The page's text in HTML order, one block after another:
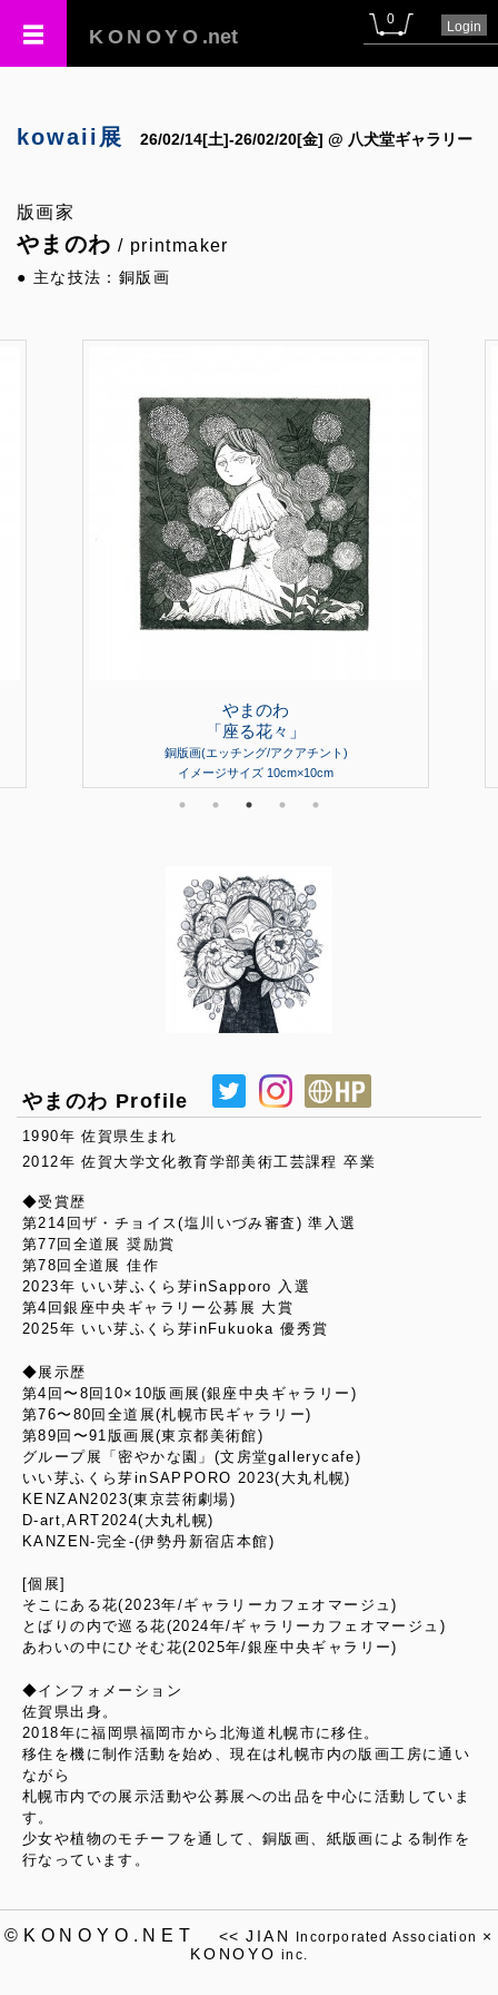
KONOYO .net
0 Login
kowaii展 26/02/14[土]-26/02/20[金] @ 八犬堂ギャラリー
版画家
やまのわ / printmaker
● 主な技法：銅版画
やまのわ
「座る花々」
銅版画(エッチング/アクアチント)
イメージサイズ 10cm×10cm
やまのわ Profile
1990年 佐賀県生まれ
2012年 佐賀大学文化教育学部美術工芸課程 卒業
◆受賞歴
第214回ザ・チョイス(塩川いづみ審査) 準入選
第77回全道展 奨励賞
第78回全道展 佳作
2023年 いい芽ふくら芽inSapporo 入選
第4回銀座中央ギャラリー公募展 大賞
2025年 いい芽ふくら芽inFukuoka 優秀賞
◆展示歴
第4回〜8回10×10版画展(銀座中央ギャラリー)
第76〜80回全道展(札幌市民ギャラリー)
第89回〜91版画展(東京都美術館)
グループ展「密やかな園」(文房堂gallerycafe)
いい芽ふくら芽inSAPPORO 2023(大丸札幌)
KENZAN2023(東京芸術劇場)
D-art,ART2024(大丸札幌)
KANZEN-完全-(伊勢丹新宿店本館)
[個展]
そこにある花(2023年/ギャラリーカフェオマージュ)
とばりの内で巡る花(2024年/ギャラリーカフェオマージュ)
あわいの中にひそむ花(2025年/銀座中央ギャラリー)
◆インフォメーション
佐賀県出身。
2018年に福岡県福岡市から北海道札幌市に移住。
移住を機に制作活動を始め、現在は札幌市内の版画工房に通い
ながら
札幌市内での展示活動や公募展への出品を中心に活動していま
す。
少女や植物のモチーフを通して、銅版画、紙版画による制作を
行なっています。
©KONOYO.NET << JIAN Incorporated Association ×
KONOYO inc.